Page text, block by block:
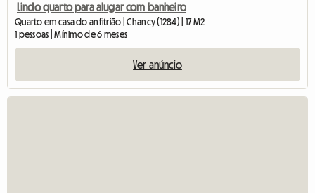
Lindo quarto para alugar com banheiro
Quarto em casa do anfitrião | Chancy (1284) | 17 M2
1 pessoas | Mínimo de 6 meses
Ver anúncio